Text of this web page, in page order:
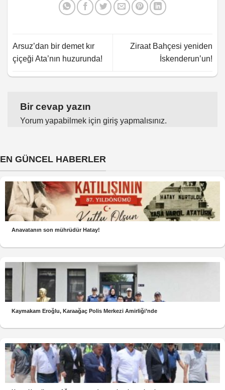
Arsuz’dan bir demet kır
çiçeği Ata’nın huzurunda!
Ziraat Bahçesi yeniden
İskenderun’un!
Bir cevap yazın
Yorum yapabilmek için giriş yapmalısınız.
EN GÜNCEL HABERLER
Anavatanın son mührüdür Hatay!
Kaymakam Eroğlu, Karaağaç Polis Merkezi Amirliği’nde